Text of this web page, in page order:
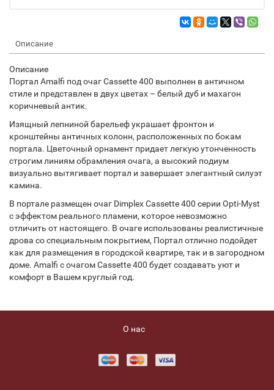
Описание
Описание
Портал Amalfi под очаг Cassette 400 выполнен в античном
стиле и представлен в двух цветах – белый дуб и махагон
коричневый антик.
Изящный лепниной барельеф украшает фронтон и
кронштейны античных колонн, расположенных по бокам
портала. Цветочный орнамент придает легкую утонченность
строгим линиям обрамления очага, а высокий подиум
визуально вытягивает портал и завершает элегантный силуэт
камина.
В портале размещен очаг Dimplex Cassette 400 серии Opti-Myst
с эффектом реального пламени, которое невозможно
отличить от настоящего. В очаге использованы реалистичные
дрова со специальным покрытием, Портал отлично подойдет
как для размещения в городской квартире, так и в загородном
доме. Amalfi с очагом Cassette 400 будет создавать уют и
комфорт в Вашем круглый год.
О нас